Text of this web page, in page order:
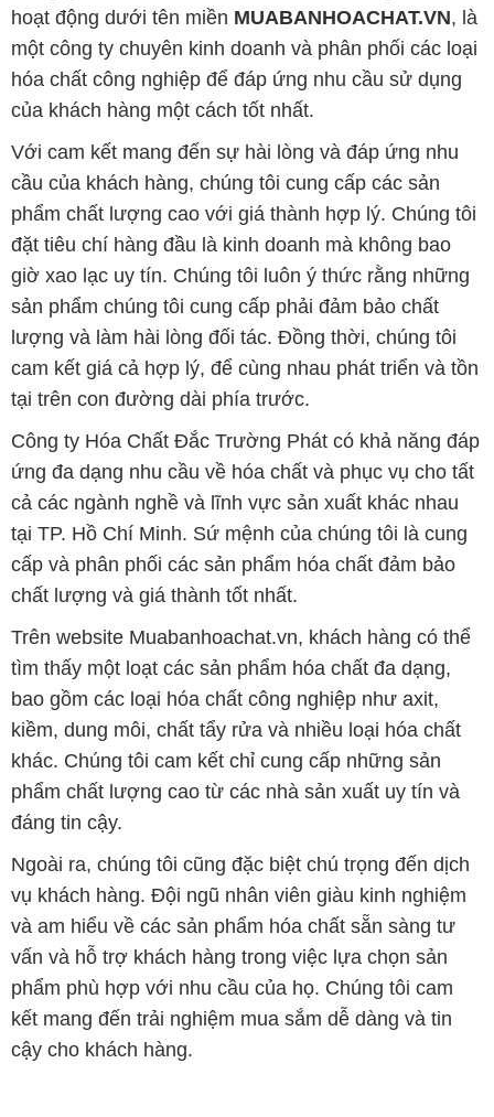
hoạt động dưới tên miền MUABANHOACHAT.VN, là
một công ty chuyên kinh doanh và phân phối các loại
hóa chất công nghiệp để đáp ứng nhu cầu sử dụng
của khách hàng một cách tốt nhất.
Với cam kết mang đến sự hài lòng và đáp ứng nhu
cầu của khách hàng, chúng tôi cung cấp các sản
phẩm chất lượng cao với giá thành hợp lý. Chúng tôi
đặt tiêu chí hàng đầu là kinh doanh mà không bao
giờ xao lạc uy tín. Chúng tôi luôn ý thức rằng những
sản phẩm chúng tôi cung cấp phải đảm bảo chất
lượng và làm hài lòng đối tác. Đồng thời, chúng tôi
cam kết giá cả hợp lý, để cùng nhau phát triển và tồn
tại trên con đường dài phía trước.
Công ty Hóa Chất Đắc Trường Phát có khả năng đáp
ứng đa dạng nhu cầu về hóa chất và phục vụ cho tất
cả các ngành nghề và lĩnh vực sản xuất khác nhau
tại TP. Hồ Chí Minh. Sứ mệnh của chúng tôi là cung
cấp và phân phối các sản phẩm hóa chất đảm bảo
chất lượng và giá thành tốt nhất.
Trên website Muabanhoachat.vn, khách hàng có thể
tìm thấy một loạt các sản phẩm hóa chất đa dạng,
bao gồm các loại hóa chất công nghiệp như axit,
kiềm, dung môi, chất tẩy rửa và nhiều loại hóa chất
khác. Chúng tôi cam kết chỉ cung cấp những sản
phẩm chất lượng cao từ các nhà sản xuất uy tín và
đáng tin cậy.
Ngoài ra, chúng tôi cũng đặc biệt chú trọng đến dịch
vụ khách hàng. Đội ngũ nhân viên giàu kinh nghiệm
và am hiểu về các sản phẩm hóa chất sẵn sàng tư
vấn và hỗ trợ khách hàng trong việc lựa chọn sản
phẩm phù hợp với nhu cầu của họ. Chúng tôi cam
kết mang đến trải nghiệm mua sắm dễ dàng và tin
cậy cho khách hàng.